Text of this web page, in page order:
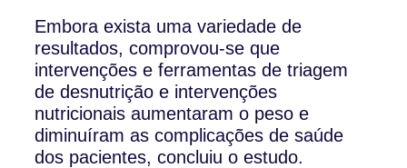
Embora exista uma variedade de
resultados, comprovou-se que
intervenções e ferramentas de triagem
de desnutrição e intervenções
nutricionais aumentaram o peso e
diminuíram as complicações de saúde
dos pacientes, concluiu o estudo.